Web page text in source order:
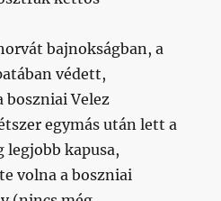
bajnokságban, a
védett,
boszniai Velez
egymás után lett a
legjobb kapusa,
volna a boszniai